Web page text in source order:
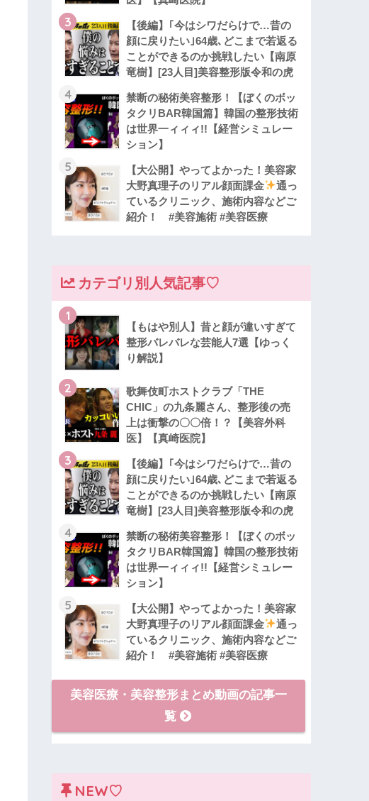
3
【後編】｢今はシワだらけで…昔の
顔に戻りたい｣64歳､どこまで若返る
ことができるのか挑戦したい【南原
竜樹】[23人目]美容整形版令和の虎
4
禁断の秘術美容整形！【ぼくのボッ
タクリBAR韓国篇】韓国の整形技術
は世界一ィィィ!!【経営シミュレー
ション】
5
【大公開】やってよかった！美容家
大野真理子のリアル顔面課金
通っ
ているクリニック、施術内容などご
紹介！ #美容施術 #美容医療
カテゴリ別人気記事♡
1
【もはや別人】昔と顔が違いすぎて
整形バレバレな芸能人7選【ゆっく
り解説】
2
歌舞伎町ホストクラブ「THE
CHIC」の九条麗さん、整形後の売
上は衝撃の〇〇倍！？【美容外科
医】【真崎医院】
3
【後編】｢今はシワだらけで…昔の
顔に戻りたい｣64歳､どこまで若返る
ことができるのか挑戦したい【南原
竜樹】[23人目]美容整形版令和の虎
4
禁断の秘術美容整形！【ぼくのボッ
タクリBAR韓国篇】韓国の整形技術
は世界一ィィィ!!【経営シミュレー
ション】
5
【大公開】やってよかった！美容家
大野真理子のリアル顔面課金
通っ
ているクリニック、施術内容などご
紹介！ #美容施術 #美容医療
美容医療・美容整形まとめ動画の記事一
覧
NEW♡